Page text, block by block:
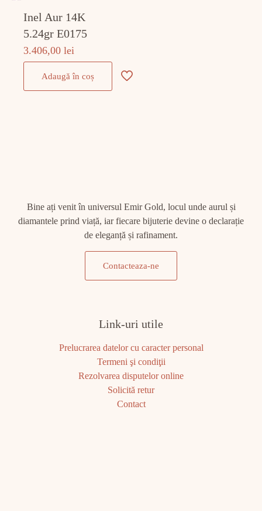
Inel Aur 14K
5.24gr E0175
3.406,00lei
Adaugă în coș
Bine ați venit în universul Emir Gold, locul unde aurul și
diamantele prind viață, iar fiecare bijuterie devine o declarație
de eleganță și rafinament.
Contacteaza-ne
Link-uri utile
Prelucrarea datelor cu caracter personal
Termeni şi condiţii
Rezolvarea disputelor online
Solicită retur
Contact